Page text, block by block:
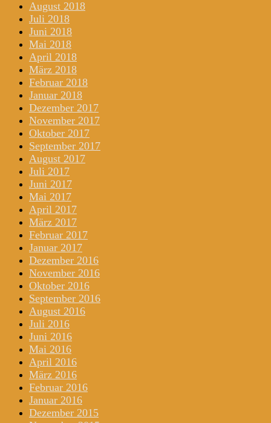
August 2018
Juli 2018
Juni 2018
Mai 2018
April 2018
März 2018
Februar 2018
Januar 2018
Dezember 2017
November 2017
Oktober 2017
September 2017
August 2017
Juli 2017
Juni 2017
Mai 2017
April 2017
März 2017
Februar 2017
Januar 2017
Dezember 2016
November 2016
Oktober 2016
September 2016
August 2016
Juli 2016
Juni 2016
Mai 2016
April 2016
März 2016
Februar 2016
Januar 2016
Dezember 2015